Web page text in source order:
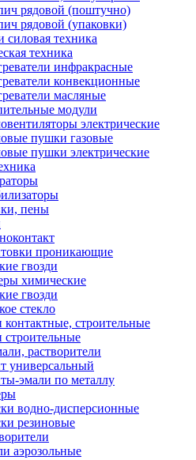
рядовой (поштучно)
рядовой (упаковки)
силовая техника
техника
инфракрасные
конвекционные
масляные
модули
электрические
пушки газовые
пушки электрические
пены
проникающие
гвозди
химические
гвозди
стекло
контактные, строительные
строительные
растворители
универсальный
эмали по металлу
водно-дисперсионные
резиновые
аэрозольные